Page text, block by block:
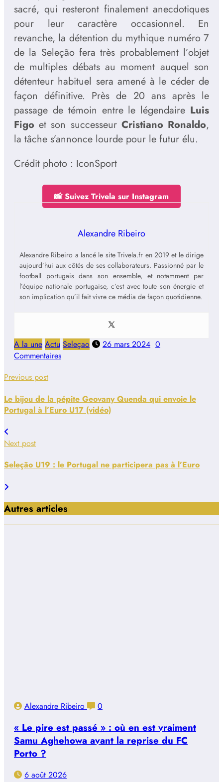
sacré, qui resteront finalement anecdotiques
pour leur caractère occasionnel. En
revanche, la détention du mythique numéro 7
de la Seleção fera très probablement l’objet
de multiples débats au moment auquel son
détenteur habituel sera amené à le céder de
façon définitive. Près de 20 ans après le
passage de témoin entre le légendaire Luis
Figo et son successeur Cristiano Ronaldo,
la tâche s’annonce lourde pour le futur élu.
Crédit photo : IconSport
📸 Suivez Trivela sur Instagram
Alexandre Ribeiro
Alexandre Ribeiro a lancé le site Trivela.fr en 2019 et le dirige
aujourd’hui aux côtés de ses collaborateurs. Passionné par le
football portugais dans son ensemble, et notamment par
l’équipe nationale portugaise, c’est avec toute son énergie et
son implication qu’il fait vivre ce média de façon quotidienne.
A la une Actu Seleçao 26 mars 2024 0
Commentaires
Previous post
Le bijou de la pépite Geovany Quenda qui envoie le
Portugal à l’Euro U17 (vidéo)
Next post
Seleção U19 : le Portugal ne participera pas à l’Euro
Autres articles
Alexandre Ribeiro 0
« Le pire est passé » : où en est vraiment
Samu Aghehowa avant la reprise du FC
Porto ?
6 août 2026